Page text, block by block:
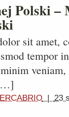
Polski –
sit amet,
tempor
| 23